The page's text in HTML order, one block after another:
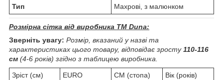
Тип Махрові, з малюнком
Розмірна сітка від виробника ТМ Duna:
Зверніть увагу: Розмір, вказаний у назві та
характеристиках цього товару, відповідає зросту110-116
см (4-6 років) згідно з таблицею виробника.
Зріст (см)
EURO
СМ (стопа) Вік (років)